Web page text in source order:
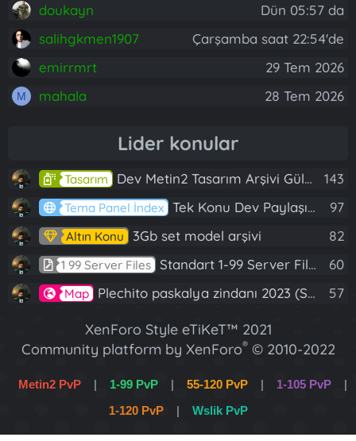
doukayn
Dün 05:57 da
salihgkmen1907
Çarşamba saat 22:54'de
emirrmrt
29 Tem 2026
M mahala 28 Tem 2026
Lider konular
Tasarım Dev Metin2 Tasarım Arşivi Güle Güle Kullanın 143
Tema Panel İndex Tek Konu Dev Paylaşım 10 Adet Server Tanıtım İndex 97
Altın Konu 3Gb set model arşivi 82
1 99 Server Files Standart 1-99 Server Files 60
Map Plechito paskalya zindanı 2023 (Spring Sanctuary dungeon) 57
XenForo Style eTiKeT™ 2021
Community platform by XenForo® © 2010-2022
[XGT] Forum statistics system- XenGenTr
Metin2 PvP | 1-99 PvP | 55-120 PvP | 1-105 PvP
|
1-120 PvP
| Wslik PvP